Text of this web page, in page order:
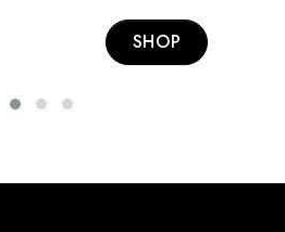
SHOP